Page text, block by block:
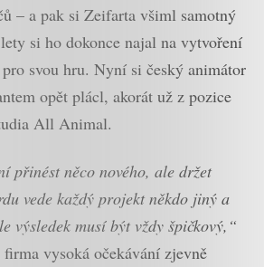
– a pak si Zeifarta všiml samotný
si ho dokonce najal na vytvoření
svou hru. Nyní si český animátor
opět plácl, akorát už z pozice
All Animal.
přinést něco nového, ale držet
vede každý projekt někdo jiný a
výsledek musí být vždy špičkový,“
vysoká očekávání zjevně